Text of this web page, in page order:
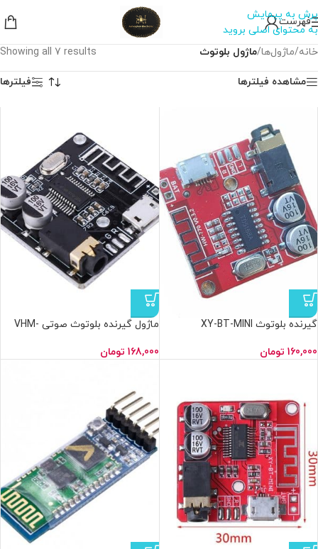
پرش به پیمایش
به محتوای اصلی بروید
فهرست
خانه/ماژول‌ها/ماژول بلوتوث Showing all 7 results
مشاهده فیلترها فیلترها
گیرنده بلوتوث XY-BT-MINI
160,000 تومان
ماژول گیرنده بلوتوث صوتی VHM-
168,000 تومان